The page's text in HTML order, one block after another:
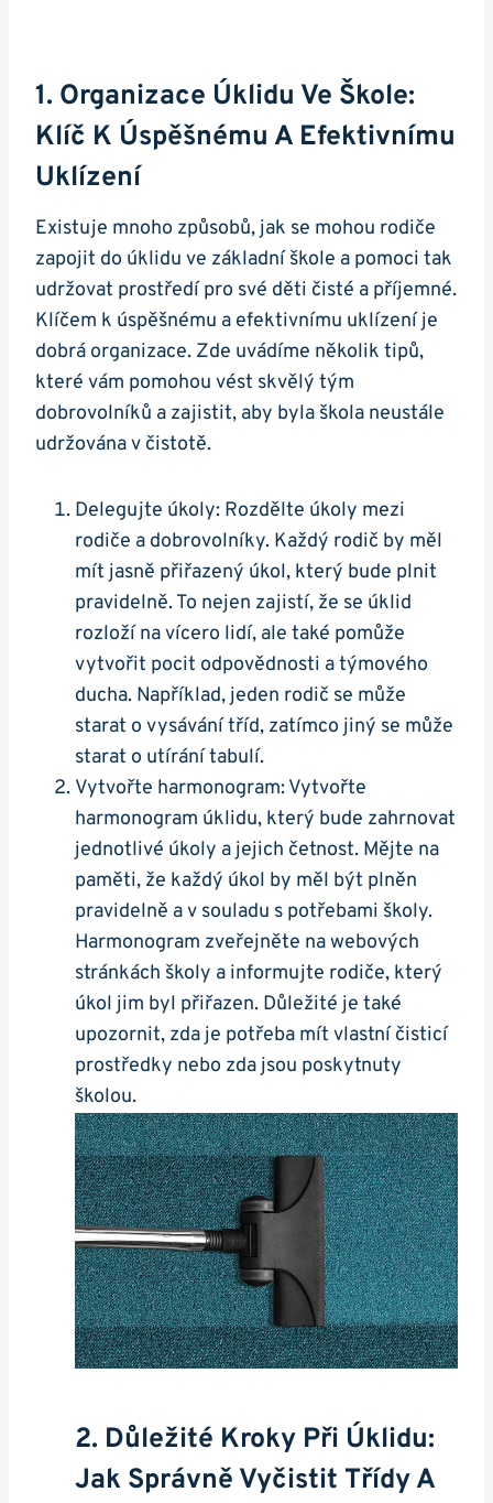
1. Organizace Úklidu Ve Škole:
Klíč K Úspěšnému A Efektivnímu
Uklízení
Existuje mnoho způsobů, jak se mohou rodiče
zapojit do úklidu ve základní škole a pomoci tak
udržovat prostředí pro své děti čisté a příjemné.
Klíčem k úspěšnému a efektivnímu uklízení je
dobrá organizace. Zde uvádíme několik tipů,
které vám pomohou vést skvělý tým
dobrovolníků a zajistit, aby byla škola neustále
udržována v čistotě.
Delegujte úkoly: Rozdělte úkoly mezi
rodiče a dobrovolníky. Každý rodič by měl
mít jasně přiřazený úkol, který bude plnit
pravidelně. To nejen zajistí, že se úklid
rozloží na vícero lidí, ale také pomůže
vytvořit pocit odpovědnosti a týmového
ducha. Například, jeden rodič se může
starat o vysávání tříd, zatímco jiný se může
starat o utírání tabulí.
Vytvořte harmonogram: Vytvořte
harmonogram úklidu, který bude zahrnovat
jednotlivé úkoly a jejich četnost. Mějte na
paměti, že každý úkol by měl být plněn
pravidelně a v souladu s potřebami školy.
Harmonogram zveřejněte na webových
stránkách školy a informujte rodiče, který
úkol jim byl přiřazen. Důležité je také
upozornit, zda je potřeba mít vlastní čisticí
prostředky nebo zda jsou poskytnuty
školou.
2. Důležité Kroky Při Úklidu:
Jak Správně Vyčistit Třídy A